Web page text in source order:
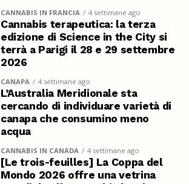
CANNABIS IN FRANCIA 4 settimane ago
Cannabis terapeutica: la terza
edizione di Science in the City si
terrà a Parigi il 28 e 29 settembre
2026
CANAPA 4 settimane ago
L’Australia Meridionale sta
cercando di individuare varietà di
canapa che consumino meno
acqua
CANNABIS IN CANADA 4 settimane ago
[Le trois-feuilles] La Coppa del
Mondo 2026 offre una vetrina